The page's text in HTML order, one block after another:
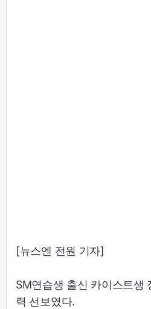
[뉴스엔 전원 기자]
SM연습생 출신 카이스트생
력 선보였다.